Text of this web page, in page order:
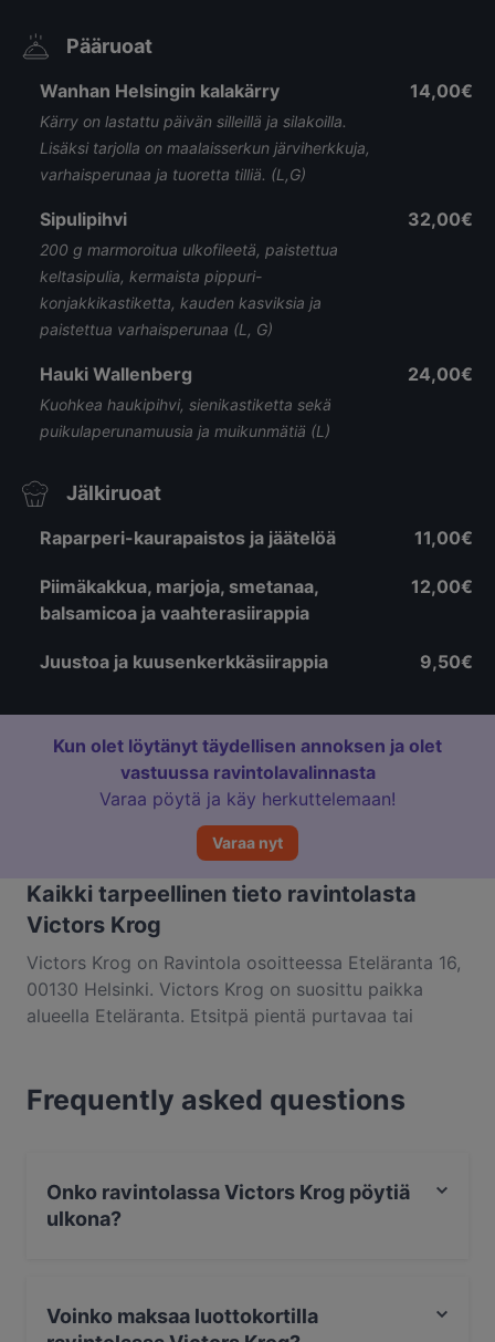
Pääruoat
Wanhan Helsingin kalakärry
Kärry on lastattu päivän silleillä ja silakoilla.
Lisäksi tarjolla on maalaisserkun järviherkkuja,
varhaisperunaa ja tuoretta tilliä. (L,G)
14,00€
Sipulipihvi
200 g marmoroitua ulkofileetä, paistettua
keltasipulia, kermaista pippuri-
konjakkikastiketta, kauden kasviksia ja
paistettua varhaisperunaa (L, G)
32,00€
Hauki Wallenberg
Kuohkea haukipihvi, sienikastiketta sekä
puikulaperunamuusia ja muikunmätiä (L)
24,00€
Jälkiruoat
Raparperi-kaurapaistos ja jäätelöä 11,00€
Piimäkakkua, marjoja, smetanaa,
balsamicoa ja vaahterasiirappia
12,00€
Juustoa ja kuusenkerkkäsiirappia 9,50€
Kun olet löytänyt täydellisen annoksen ja olet
vastuussa ravintolavalinnasta
Varaa pöytä ja käy herkuttelemaan!
Varaa nyt
Kaikki tarpeellinen tieto ravintolasta
Victors Krog
Victors Krog on Ravintola osoitteessa Eteläranta 16,
00130 Helsinki. Victors Krog on suosittu paikka
alueella Eteläranta. Etsitpä pientä purtavaa tai
autenttinen suomalainen ruoka kaupungissa Helsinki.
Frequently asked questions
Onko ravintolassa Victors Krog pöytiä
ulkona?
Voinko maksaa luottokortilla